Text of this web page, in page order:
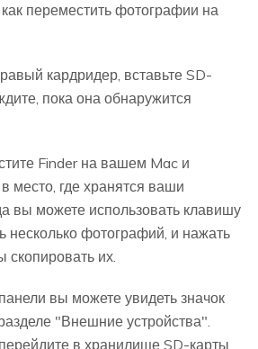
переместить фотографии на
кардридер, вставьте SD-
пока она обнаружится
Finder на вашем Mac и
место, где хранятся ваши
вы можете использовать клавишу
несколько фотографий, и нажать
скопировать их.
вы можете увидеть значок
"Внешние устройства".
в хранилище SD-карты